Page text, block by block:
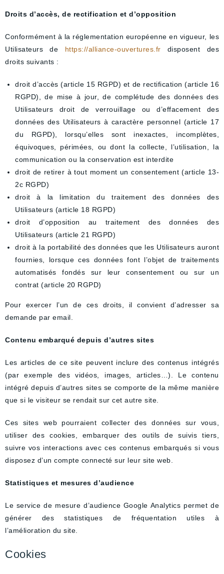
Droits d’accès, de rectification et d’opposition
Conformément à la réglementation européenne en vigueur, les
Utilisateurs de https://alliance-ouvertures.fr disposent des
droits suivants :
droit d’accès (article 15 RGPD) et de rectification (article 16
RGPD), de mise à jour, de complétude des données des
Utilisateurs droit de verrouillage ou d’effacement des
données des Utilisateurs à caractère personnel (article 17
du RGPD), lorsqu’elles sont inexactes, incomplètes,
équivoques, périmées, ou dont la collecte, l’utilisation, la
communication ou la conservation est interdite
droit de retirer à tout moment un consentement (article 13-
2c RGPD)
droit à la limitation du traitement des données des
Utilisateurs (article 18 RGPD)
droit d’opposition au traitement des données des
Utilisateurs (article 21 RGPD)
droit à la portabilité des données que les Utilisateurs auront
fournies, lorsque ces données font l’objet de traitements
automatisés fondés sur leur consentement ou sur un
contrat (article 20 RGPD)
Pour exercer l’un de ces droits, il convient d’adresser sa
demande par email.
Contenu embarqué depuis d’autres sites
Les articles de ce site peuvent inclure des contenus intégrés
(par exemple des vidéos, images, articles…). Le contenu
intégré depuis d’autres sites se comporte de la même manière
que si le visiteur se rendait sur cet autre site.
Ces sites web pourraient collecter des données sur vous,
utiliser des cookies, embarquer des outils de suivis tiers,
suivre vos interactions avec ces contenus embarqués si vous
disposez d’un compte connecté sur leur site web.
Statistiques et mesures d’audience
Le service de mesure d’audience Google Analytics permet de
générer des statistiques de fréquentation utiles à
l’amélioration du site.
Cookies